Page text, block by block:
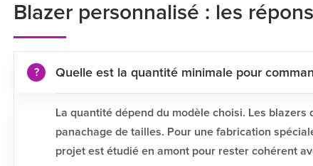
Blazer personnalisé : les
Quelle est la quantité minimale pour
La quantité dépend du modèle choisi. Les
panachage de tailles. Pour une fabrication
projet est étudié en amont pour rester cohérent